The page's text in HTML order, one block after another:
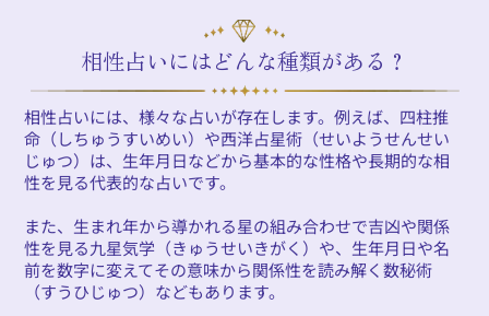
相性占いにはどんな種類がある？
相性占いには、様々な占いが存在します。例えば、四柱推
命（しちゅうすいめい）や西洋占星術（せいようせんせい
じゅつ）は、生年月日などから基本的な性格や長期的な相
性を見る代表的な占いです。
また、生まれ年から導かれる星の組み合わせで吉凶や関係
性を見る九星気学（きゅうせいきがく）や、生年月日や名
前を数字に変えてその意味から関係性を読み解く数秘術
（すうひじゅつ）などもあります。